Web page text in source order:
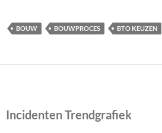
BOUW BOUWPROCES BTO KEUZEN
Incidenten Trendgrafiek